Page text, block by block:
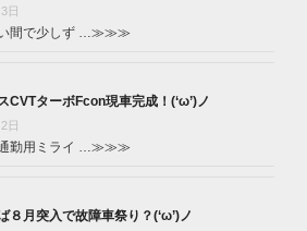
日
間で少しず … ≫≫≫
CVTターボFcon現車完成！(‘ω’)ノ
日
勤用ミライ … ≫≫≫
８月突入で故障車祭り？(‘ω’)ノ